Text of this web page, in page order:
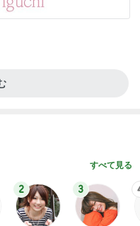
すべて見る
2 3